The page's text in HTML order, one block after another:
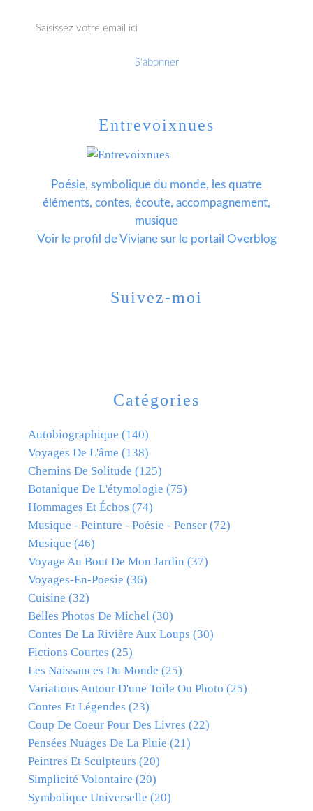
Catégories
Autobiographique (140)
Voyages De L'âme (138)
Chemins De Solitude (125)
Botanique De L'étymologie (75)
Hommages Et Échos (74)
Musique - Peinture - Poésie - Penser (72)
Musique (46)
Voyage Au Bout De Mon Jardin (37)
Voyages-En-Poesie (36)
Cuisine (32)
Belles Photos De Michel (30)
Contes De La Rivière Aux Loups (30)
Fictions Courtes (25)
Les Naissances Du Monde (25)
Variations Autour D'une Toile Ou Photo (25)
Contes Et Légendes (23)
Coup De Coeur Pour Des Livres (22)
Pensées Nuages De La Pluie (21)
Peintres Et Sculpteurs (20)
Simplicité Volontaire (20)
Symbolique Universelle (20)
Entrevoixnues
Poésie, symbolique du monde, les quatre
éléments, contes, écoute, accompagnement,
musique
Voir le profil deVivianesur le portail Overblog
Suivez-moi